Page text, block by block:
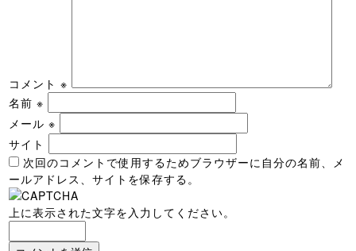
コメント※
名前※
メール※
サイト
次回のコメントで使用するためブラウザーに自分の名前、メ
ールアドレス、サイトを保存する。
上に表示された文字を入力してください。